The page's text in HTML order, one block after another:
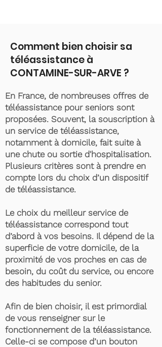
Comment bien choisir sa
téléassistance à
CONTAMINE-SUR-ARVE ?
En France, de nombreuses offres de
téléassistance pour seniors sont
proposées. Souvent, la souscription à
un service de téléassistance,
notamment à domicile, fait suite à
une chute ou sortie d'hospitalisation.
Plusieurs critères sont à prendre en
compte lors du choix d’un dispositif
de téléassistance.
Le choix du meilleur service de
téléassistance correspond tout
d’abord à vos besoins. Il dépend de la
superficie de votre domicile, de la
proximité de vos proches en cas de
besoin, du coût du service, ou encore
des habitudes du senior.
Afin de bien choisir, il est primordial
de vous renseigner sur le
fonctionnement de la téléassistance.
Celle-ci se compose d’un bouton